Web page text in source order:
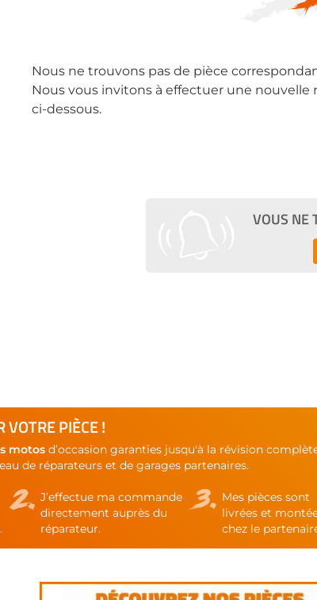
Nous ne trouvons pas de pièce
Nous vous invitons à effectuer une nouvelle
ci-dessous.
VOUS NE
VOTRE PIÈCE !
motosd’occasion garanties jusqu'à la révision
de réparateurs et de garages partenaires.
J’effectue ma commande
directement auprès du
réparateur.
Mes pièces sont
livrées et
chez le